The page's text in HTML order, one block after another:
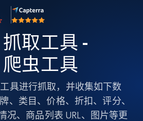
取工具 -
虫工具
具进行抓取，并收集如下数
、类目、价格、折扣、评分、
况、商品列表 URL、图片等更